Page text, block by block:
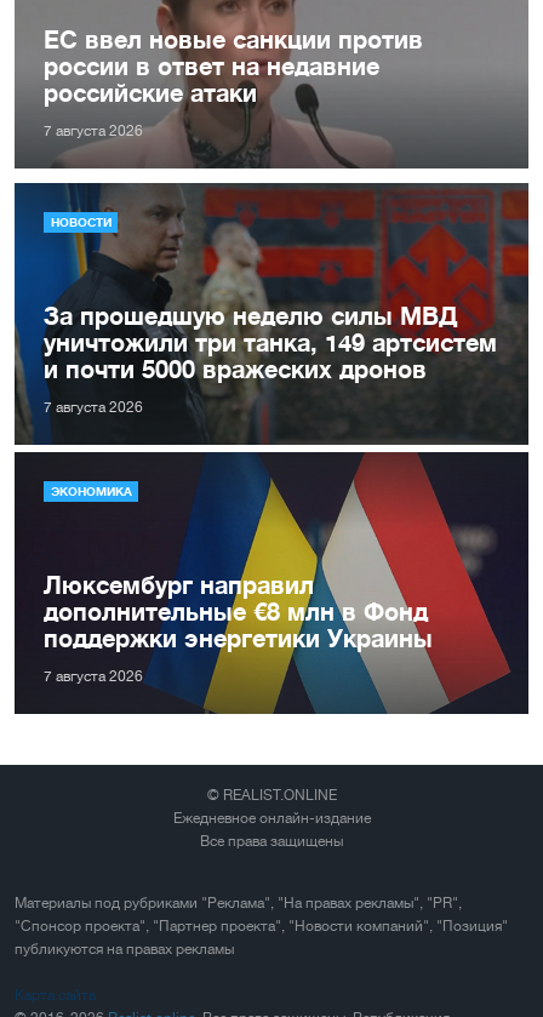
ЕС ввел новые санкции против
россии в ответ на недавние
российские атаки
7 августа 2026
НОВОСТИ
За прошедшую неделю силы МВД
уничтожили три танка, 149 артсистем
и почти 5000 вражеских дронов
7 августа 2026
ЭКОНОМИКА
Люксембург направил
дополнительные €8 млн в Фонд
поддержки энергетики Украины
7 августа 2026
© REALIST.ONLINE
Ежедневное онлайн-издание
Все права защищены
Материалы под рубриками "Реклама", "На правах рекламы", "PR",
"Спонсор проекта", "Партнер проекта", "Новости компаний", "Позиция"
публикуются на правах рекламы
Карта сайта